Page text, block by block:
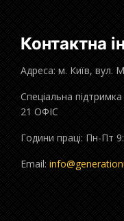
Контактна
Адреса: м. Київ, вул.
Спеціальна
21 ОФІС
Години праці: Пн-Пт
Email: